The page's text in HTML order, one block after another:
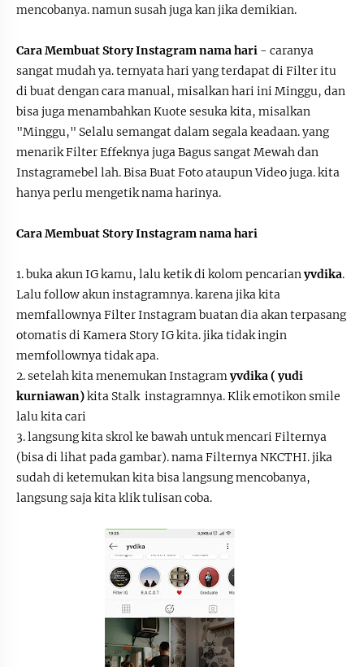
mencobanya. namun susah juga kan jika demikian.
Cara Membuat Story Instagram nama hari - caranya
sangat mudah ya. ternyata hari yang terdapat di Filter itu
di buat dengan cara manual, misalkan hari ini Minggu, dan
bisa juga menambahkan Kuote sesuka kita, misalkan
"Minggu," Selalu semangat dalam segala keadaan. yang
menarik Filter Effeknya juga Bagus sangat Mewah dan
Instagramebel lah. Bisa Buat Foto ataupun Video juga. kita
hanya perlu mengetik nama harinya.
Cara Membuat Story Instagram nama hari
1. buka akun IG kamu, lalu ketik di kolom pencarianyvdika.
Lalu follow akun instagramnya. karena jika kita
memfallownya Filter Instagram buatan dia akan terpasang
otomatis di Kamera Story IG kita. jika tidak ingin
memfollownya tidak apa.
2. setelah kita menemukan Instagramyvdika ( yudi
kurniawan)kita Stalk instagramnya. Klik emotikon smile
lalu kita cari
3. langsung kita skrol ke bawah untuk mencari Filternya
(bisa di lihat pada gambar). nama Filternya NKCTHI. jika
sudah di ketemukan kita bisa langsung mencobanya,
langsung saja kita klik tulisan coba.